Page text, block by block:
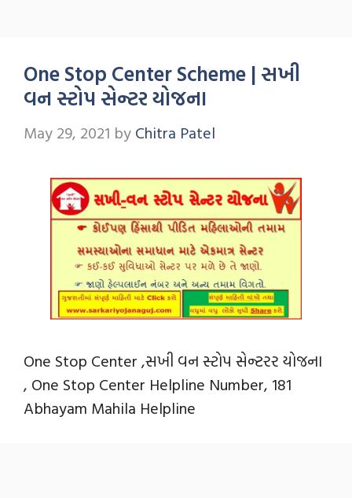
One Stop Center Scheme | સખી
વન સ્ટોપ સેન્ટર યોજના
May 29, 2021 by Chitra Patel
One Stop Center ,સખી વન સ્ટોપ સેન્ટરર યોજના
, One Stop Center Helpline Number, 181
Abhayam Mahila Helpline